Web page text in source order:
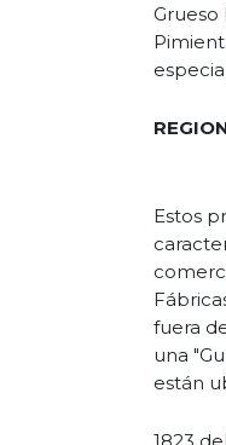
Estos
fuera
una
están